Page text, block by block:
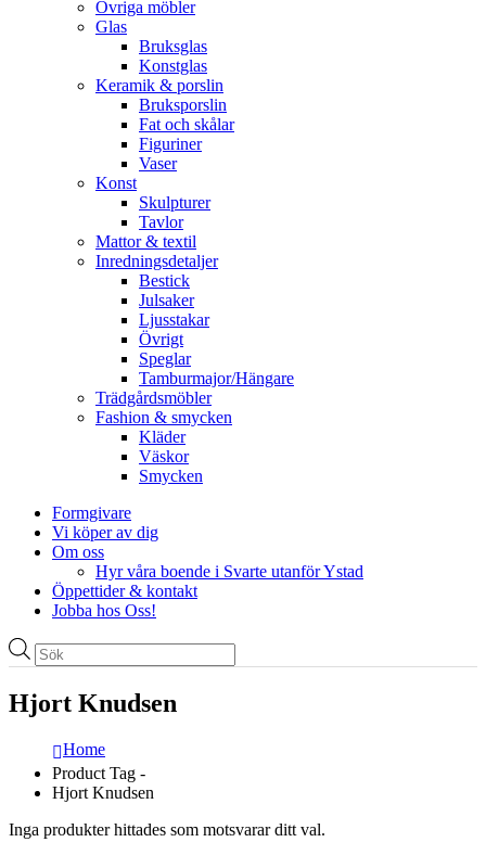
Övriga möbler
Glas
Bruksglas
Konstglas
Keramik & porslin
Bruksporslin
Fat och skålar
Figuriner
Vaser
Konst
Skulpturer
Tavlor
Mattor & textil
Inredningsdetaljer
Bestick
Julsaker
Ljusstakar
Övrigt
Speglar
Tamburmajor/Hängare
Trädgårdsmöbler
Fashion & smycken
Kläder
Väskor
Smycken
Formgivare
Vi köper av dig
Om oss
Hyr våra boende i Svarte utanför Ystad
Öppettider & kontakt
Jobba hos Oss!
Produktsökning
Hjort Knudsen
Home
Product Tag -
Hjort Knudsen
Inga produkter hittades som motsvarar ditt val.